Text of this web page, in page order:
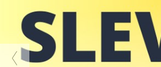
KNIHY S DÁRKEM
ASTERIX S DÁRKEM
🎁DÁRKOVÉ PUBLIKACE